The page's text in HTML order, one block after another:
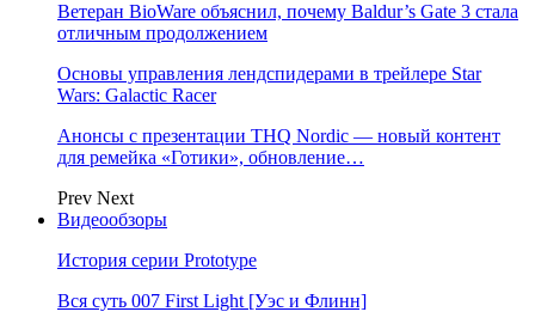
Ветеран BioWare объяснил, почему Baldur’s Gate 3 стала
отличным продолжением
Основы управления лендспидерами в трейлере Star
Wars: Galactic Racer
Анонсы с презентации THQ Nordic — новый контент
для ремейка «Готики», обновление…
Prev Next
Видеообзоры
История серии Prototype
Вся суть 007 First Light [Уэс и Флинн]